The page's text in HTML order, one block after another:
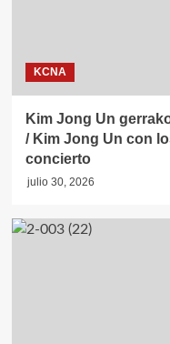
KCNA
Kim Jong Un
/ Kim Jong Un con
concierto
julio 30, 2026